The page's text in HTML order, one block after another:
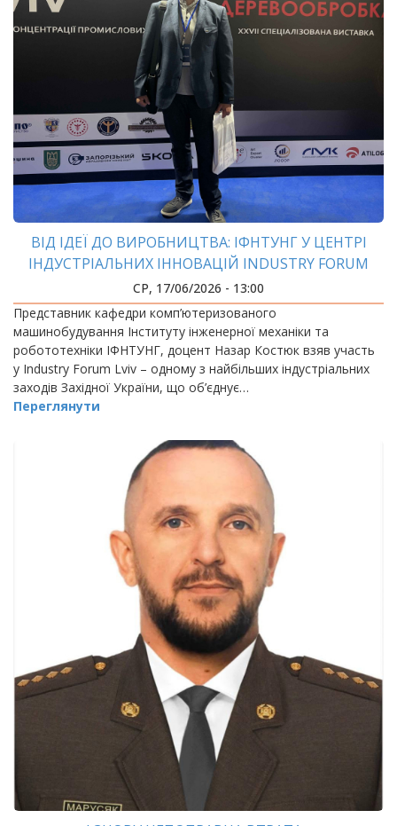
ВІД ІДЕЇ ДО ВИРОБНИЦТВА: ІФНТУНГ У ЦЕНТРІ
ІНДУСТРІАЛЬНИХ ІННОВАЦІЙ INDUSTRY FORUM
LVIV
СР, 17/06/2026 - 13:00
Представник кафедри комп’ютеризованого
машинобудування Інституту інженерної механіки та
робототехніки ІФНТУНГ, доцент Назар Костюк взяв участь
у Industry Forum Lviv – одному з найбільших індустріальних
заходів Західної України, що об’єднує…
Переглянути